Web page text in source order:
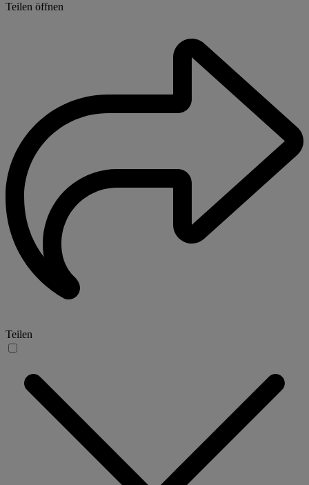
Teilen öffnen
Teilen